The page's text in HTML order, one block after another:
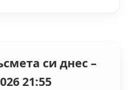
си днес –
21:55